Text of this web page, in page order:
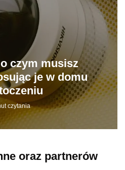
czym musisz
je w domu
czytania
oraz partnerów